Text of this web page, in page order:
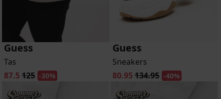
Guess
Tas
87.5 125 -30%
Guess
Sneakers
80.95 134.95 -40%